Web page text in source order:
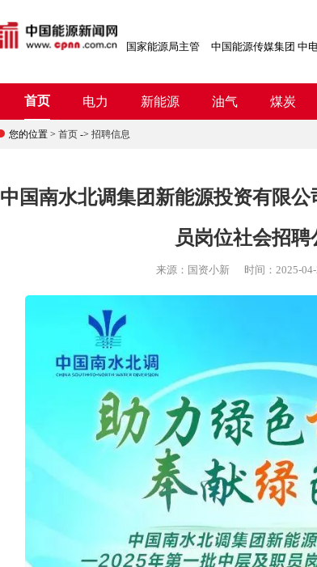
国家能源局主管 中国能源传媒集团 中
首页 电力 新能源 油气 煤炭
您的位置 > 首页 -> 招聘信息
中国南水北调集团新能源投资有限
员岗位社会招聘
来源： 国资小新 时间： 2025-